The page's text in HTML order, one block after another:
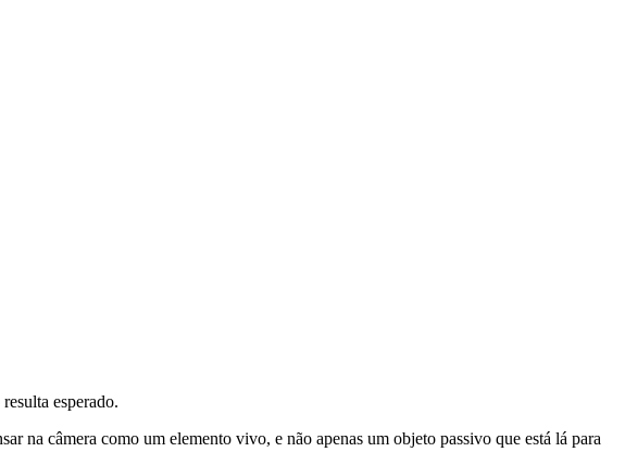
esperado.
na câmera como um elemento vivo, e não apenas um objeto passivo que está lá para